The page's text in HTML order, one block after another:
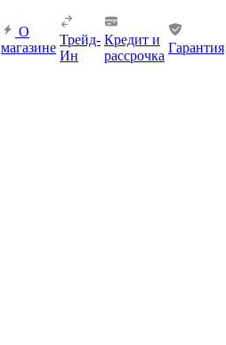
О
магазине
Трейд-
Ин
Кредит и
рассрочка
Гарантия